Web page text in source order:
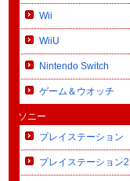
Wii
WiiU
Nintendo Switch
ゲーム＆ウオッチ
ソニー
プレイステーション
プレイステーション2